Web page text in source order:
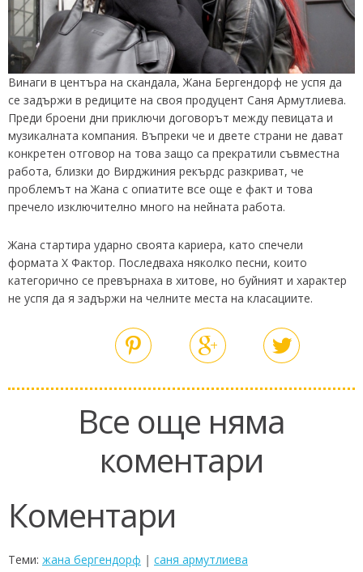
Винаги в центъра на скандала, Жана Бергендорф не успя да
се задържи в редиците на своя продуцент Саня Армутлиева.
Преди броени дни приключи договорът между певицата и
музикалната компания. Въпреки че и двете страни не дават
конкретен отговор на това защо са прекратили съвместна
работа, близки до Вирджиния рекърдс разкриват, че
проблемът на Жана с опиатите все още е факт и това
пречело изключително много на нейната работа.
Жана стартира ударно своята кариера, като спечели
формата X Фактор. Последваха няколко песни, които
категорично се превърнаха в хитове, но буйният и характер
не успя да я задържи на челните места на класациите.
Все още няма
коментари
Коментари
Теми: жана бергендорф | саня армутлиева